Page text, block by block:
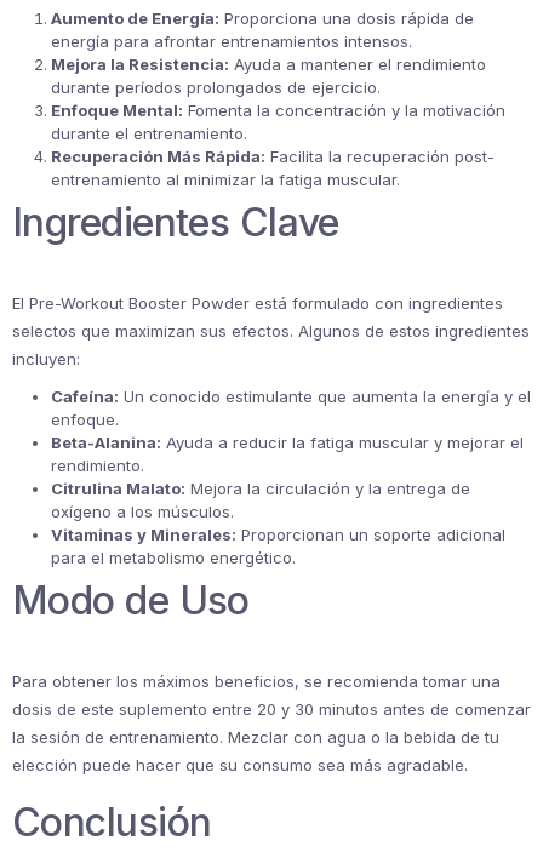
Aumento de Energía: Proporciona una dosis rápida de
energía para afrontar entrenamientos intensos.
Mejora la Resistencia: Ayuda a mantener el rendimiento
durante períodos prolongados de ejercicio.
Enfoque Mental: Fomenta la concentración y la motivación
durante el entrenamiento.
Recuperación Más Rápida: Facilita la recuperación post-
entrenamiento al minimizar la fatiga muscular.
Ingredientes Clave
El Pre-Workout Booster Powder está formulado con ingredientes
selectos que maximizan sus efectos. Algunos de estos ingredientes
incluyen:
Cafeína: Un conocido estimulante que aumenta la energía y el
enfoque.
Beta-Alanina: Ayuda a reducir la fatiga muscular y mejorar el
rendimiento.
Citrulina Malato: Mejora la circulación y la entrega de
oxígeno a los músculos.
Vitaminas y Minerales: Proporcionan un soporte adicional
para el metabolismo energético.
Modo de Uso
Para obtener los máximos beneficios, se recomienda tomar una
dosis de este suplemento entre 20 y 30 minutos antes de comenzar
la sesión de entrenamiento. Mezclar con agua o la bebida de tu
elección puede hacer que su consumo sea más agradable.
Conclusión